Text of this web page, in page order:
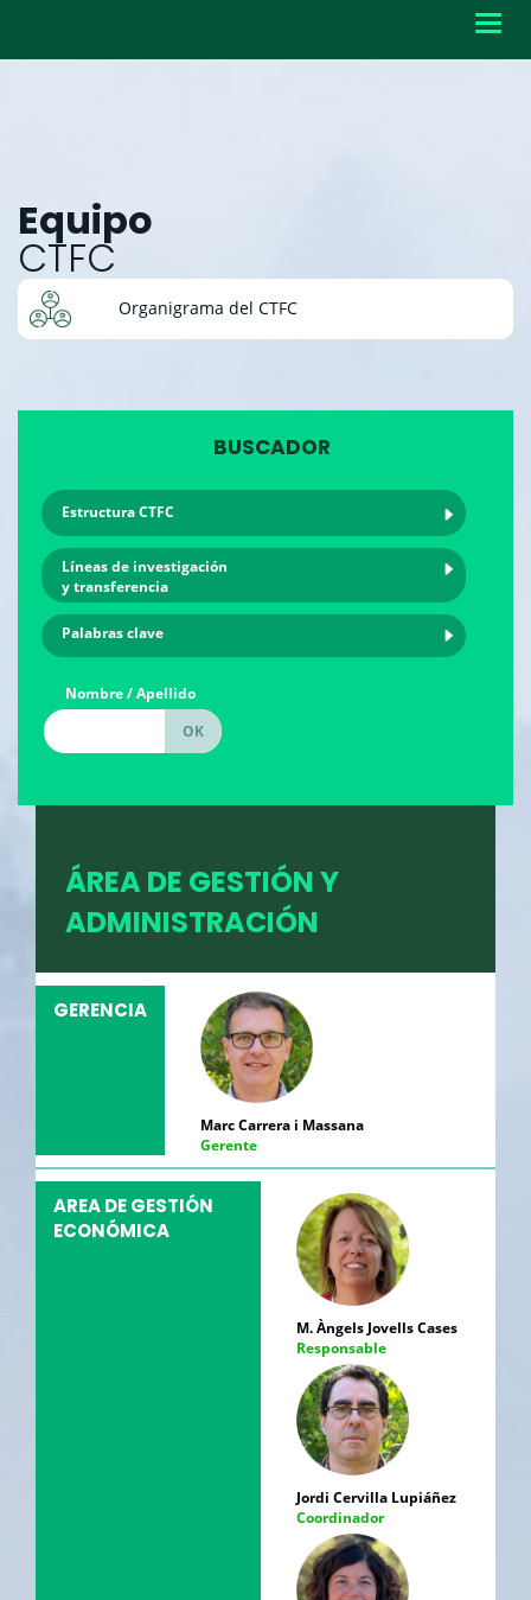
Equipo
CTFC
Organigrama del CTFC
BUSCADOR
Estructura CTFC
Líneas de investigación
y transferencia
Palabras clave
Nombre / Apellido
ÁREA DE GESTIÓN Y
ADMINISTRACIÓN
GERENCIA
Marc Carrera i Massana
Gerente
AREA DE GESTIÓN
ECONÓMICA
M. Àngels Jovells Cases
Responsable
Jordi Cervilla Lupiáñez
Coordinador